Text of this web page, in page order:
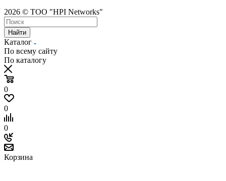
2026 © ТОО "HPI Networks"
Найти
Каталог
По всему сайту
По каталогу
0
0
0
Корзина